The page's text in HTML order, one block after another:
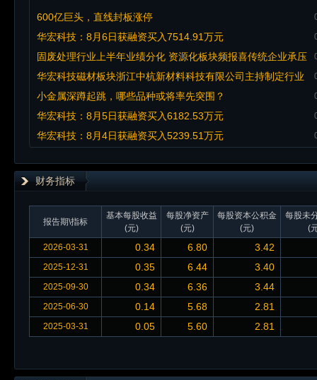
600亿巨头，直线封板涨停
华宏科技：8月6日获融资买入7514.91万元
固废处理行业上半年业绩分化 资源化板块频报喜传统企业承压
华宏科技磁材板块浙江中杭新材料科技有限公司主持制定行业
标准成功入选市级标准项目
小金属深蹲起跳，哪些品种或将率先突围？
华宏科技：8月5日获融资买入6182.53万元
华宏科技：8月4日获融资买入5239.51万元
财务指标
报告期\指标
基本每股收益
(元)
每股净资产
(元)
每股资本公积金
(元)
每股未
(
2026-03-31
0.34 6.80 3.42
2025-12-31 0.35 6.44 3.40
2025-09-30 0.34 6.36 3.44
2025-06-30 0.14 5.68 2.81
2025-03-31 0.05 5.60 2.81